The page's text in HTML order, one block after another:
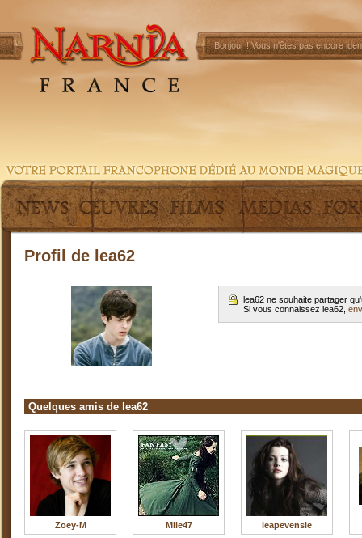
Bonjour !Vous n'êtes pas encore
Profil de lea62
lea62 ne souhaite partager
Si vous connaissez lea62,
Quelques amis de lea62
Zoey-M Mlle47 leapevensie